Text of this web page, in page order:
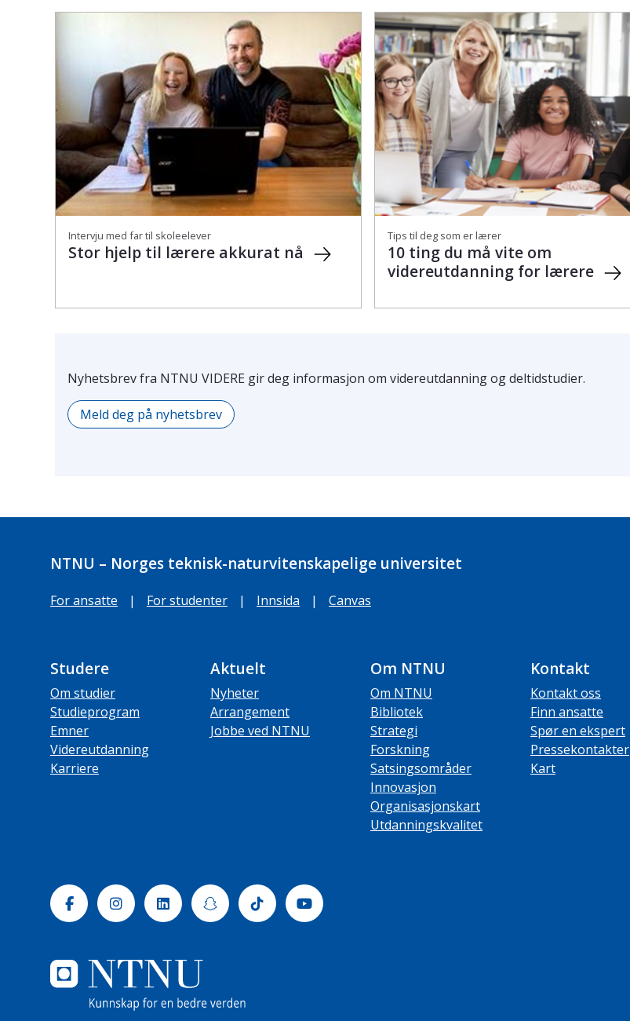
Intervju med far til skoleelever
Stor hjelp til lærere akkurat nå
Tips til deg som er lærer
10 ting du må vite om
videreutdanning for lærere
Nyhetsbrev fra NTNU VIDERE gir deg informasjon om videreutdanning og deltidstudier.
Meld deg på nyhetsbrev
NTNU – Norges teknisk-naturvitenskapelige universitet
For ansatte | For studenter | Innsida | Canvas
Studere
Om studier
Studieprogram
Emner
Videreutdanning
Karriere
Aktuelt
Nyheter
Arrangement
Jobbe ved NTNU
Om NTNU
Om NTNU
Bibliotek
Strategi
Forskning
Satsingsområder
Innovasjon
Organisasjonskart
Utdanningskvalitet
Kontakt
Kontakt oss
Finn ansatte
Spør en ekspert
Pressekontakter
Kart
FacebookInstagramLinkedinSnapchatTiktok Youtube